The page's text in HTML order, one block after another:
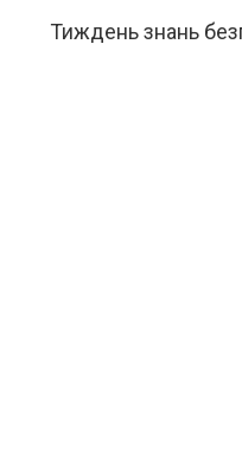
Тиждень знань